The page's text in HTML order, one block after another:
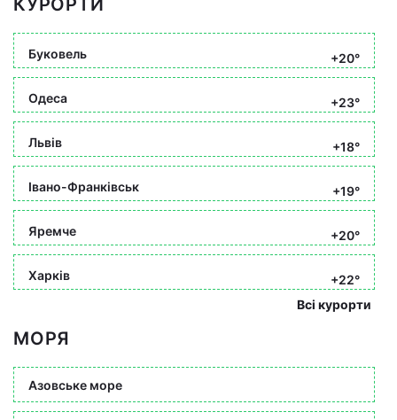
КУРОРТИ
Буковель +20°
Одеса +23°
Львів +18°
Івано-Франківськ +19°
Яремче +20°
Харків
+22°
Всі курорти
МОРЯ
Азовське море